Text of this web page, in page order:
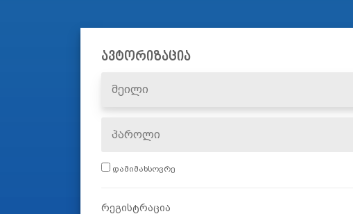
ავტორიზაცია
დამიმახსოვრე
რეგისტრაცია